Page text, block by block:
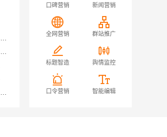
嘉兴家美建材科技有限公司，南湖区装修家居专业团队
江西装修原木风全包，江西尚宅尚品新型环保材料有限公司省心无忧装修
口碑营销 新闻营销
全网营销 群站推广
标题智造 舆情监控
口令营销 智能编辑